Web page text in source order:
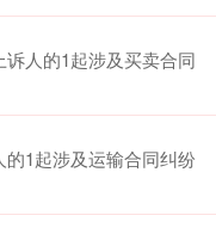
人的1起涉及买卖合同
1起涉及运输合同纠纷